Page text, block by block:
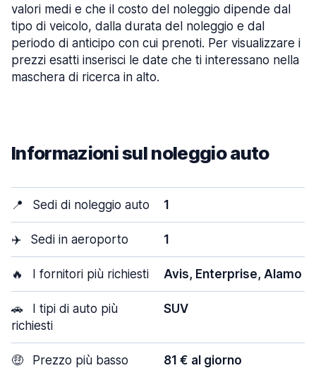
valori medi e che il costo del noleggio dipende dal
tipo di veicolo, dalla durata del noleggio e dal
periodo di anticipo con cui prenoti. Per visualizzare i
prezzi esatti inserisci le date che ti interessano nella
maschera di ricerca in alto.
Informazioni sul noleggio auto
📍 Sedi di noleggio auto 1
✈️ Sedi in aeroporto 1
🔥 I fornitori più richiesti Avis, Enterprise, Alamo
🚗
I tipi di auto più
richiesti
SUV
🤑 Prezzo più basso 81 € al giorno